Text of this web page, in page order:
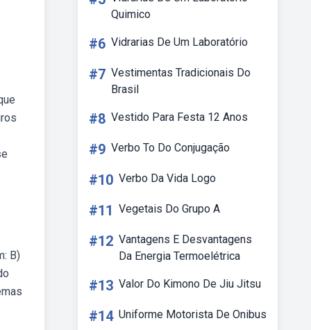
B)
Quimico
#6 Vidrarias De Um Laboratório
#7 Vestimentas Tradicionais Do
Brasil
#8 Vestido Para Festa 12 Anos
#9 Verbo To Do Conjugação
#10 Verbo Da Vida Logo
#11 Vegetais Do Grupo A
#12 Vantagens E Desvantagens
Da Energia Termoelétrica
#13 Valor Do Kimono De Jiu Jitsu
#14 Uniforme Motorista De Onibus